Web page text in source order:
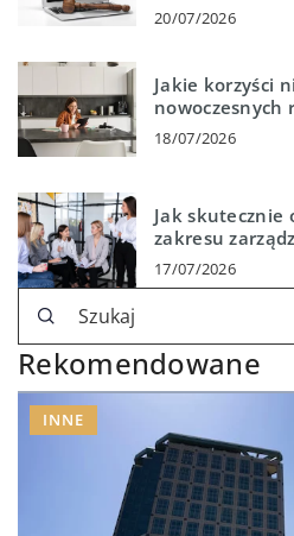
20/07/2026
Jakie korzyści
nowoczesnych
18/07/2026
Jak skutecznie
zakresu
17/07/2026
Rekomendowane
INNE